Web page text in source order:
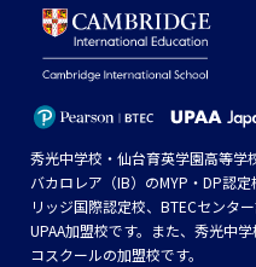
秀光中学校・仙台育英学園高等学
バカロレア（IB）のMYP・DP認
リッジ国際認定校、BTECセンター
UPAA加盟校です。また、秀光中
コスクールの加盟校です。